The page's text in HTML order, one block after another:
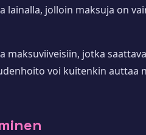
jolloin maksuja on
jotka
voi kuitenkin auttaa